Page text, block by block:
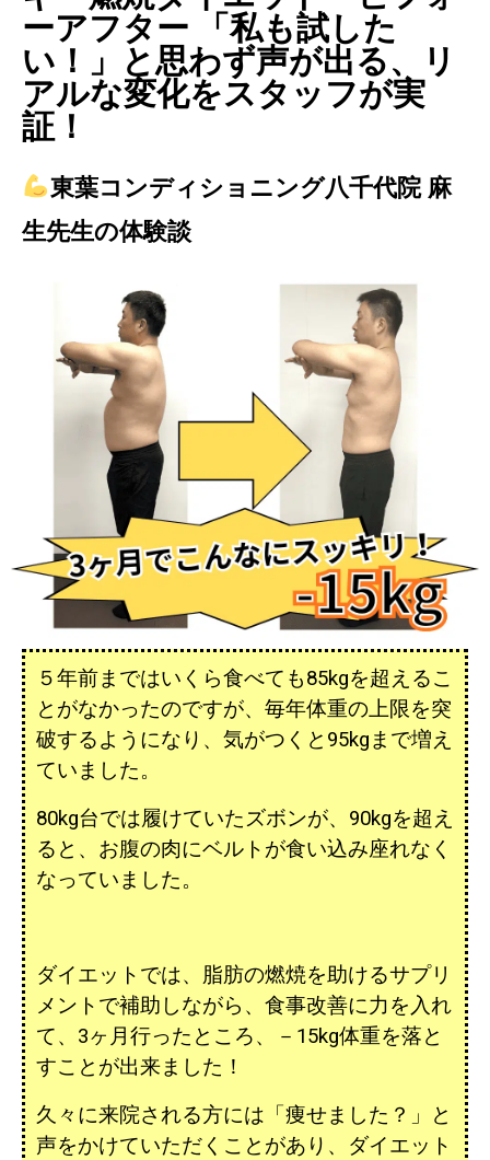
ーアフター 「私も試した
い！」と思わず声が出る、リ
アルな変化をスタッフが実
証！
東葉コンディショニング八千代院 麻
生先生の体験談
５年前まではいくら食べても85kgを超えるこ
とがなかったのですが、毎年体重の上限を突
破するようになり、気がつくと95kgまで増え
ていました。
80kg台では履けていたズボンが、90kgを超え
ると、お腹の肉にベルトが食い込み座れなく
なっていました。
ダイエットでは、脂肪の燃焼を助けるサプリ
メントで補助しながら、食事改善に力を入れ
て、3ヶ月行ったところ、－15kg体重を落と
すことが出来ました！
久々に来院される方には「痩せました？」と
声をかけていただくことがあり、ダイエット